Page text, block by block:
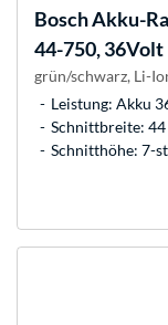
BoschAkku-
44-750, 36Volt
grün/schwarz, Li-
Leistung: Akku
Schnittbreite: 44
Schnitthöhe: 7-